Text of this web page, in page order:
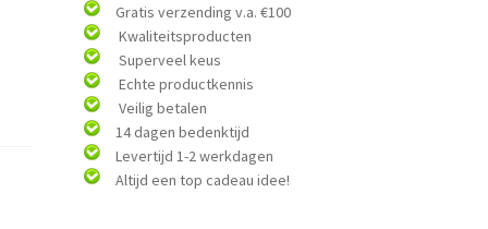
Gratis verzending v.a. €100
Kwaliteitsproducten
Superveel keus
Echte productkennis
Veilig betalen
14 dagen bedenktijd
Levertijd 1-2 werkdagen
Altijd een top cadeau idee!